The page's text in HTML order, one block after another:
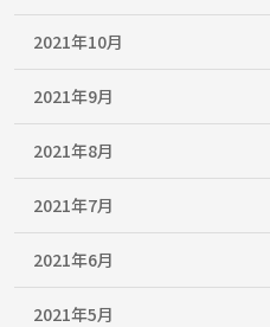
2021年10月
2021年9月
2021年8月
2021年7月
2021年6月
2021年5月